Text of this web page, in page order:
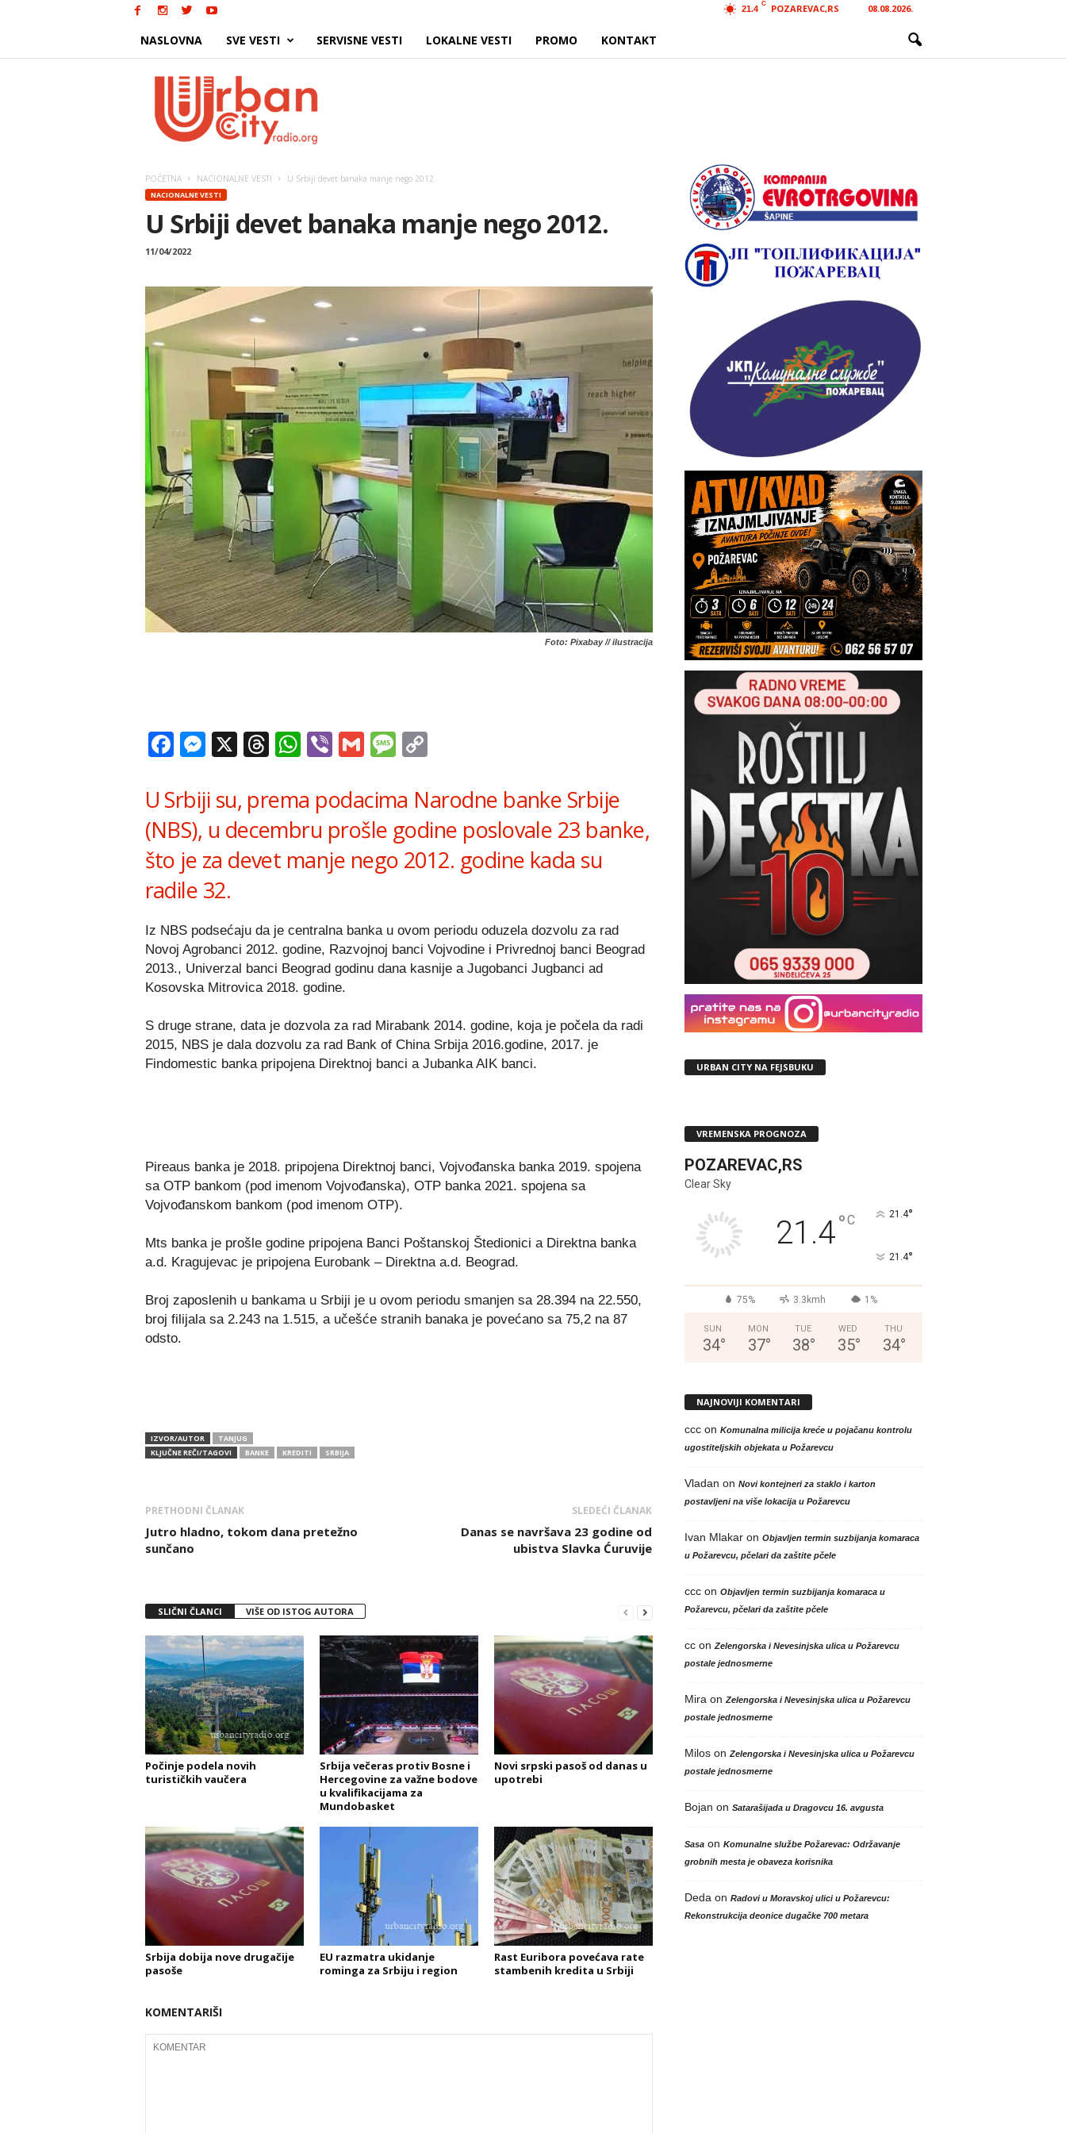
21.4
C POZAREVAC,RS 08.08.2026.
NASLOVNA SVE VESTI SERVISNE VESTI LOKALNE VESTI PROMO KONTAKT
POČETNA NACIONALNE VESTI U Srbiji devet banaka manje nego 2012.
NACIONALNE VESTI
U Srbiji devet banaka manje nego 2012.
11/04/2022
Foto: Pixabay // ilustracija
Facebook
Messenger
X Threads
WhatsApp
ViberGmailMessage
U Srbiji su, prema podacima Narodne banke Srbije
(NBS), u decembru prošle godine poslovale 23 banke,
što je za devet manje nego 2012. godine kada su
radile 32.
Iz NBS podsećaju da je centralna banka u ovom periodu oduzela dozvolu za rad
Novoj Agrobanci 2012. godine, Razvojnoj banci Vojvodine i Privrednoj banci Beograd
2013., Univerzal banci Beograd godinu dana kasnije a Jugobanci Jugbanci ad
Kosovska Mitrovica 2018. godine.
S druge strane, data je dozvola za rad Mirabank 2014. godine, koja je počela da radi
2015, NBS je dala dozvolu za rad Bank of China Srbija 2016.godine, 2017. je
Findomestic banka pripojena Direktnoj banci a Jubanka AIK banci.
Pireaus banka je 2018. pripojena Direktnoj banci, Vojvođanska banka 2019. spojena
sa OTP bankom (pod imenom Vojvođanska), OTP banka 2021. spojena sa
Vojvođanskom bankom (pod imenom OTP).
Mts banka je prošle godine pripojena Banci Poštanskoj Štedionici a Direktna banka
a.d. Kragujevac je pripojena Eurobank – Direktna a.d. Beograd.
Broj zaposlenih u bankama u Srbiji je u ovom periodu smanjen sa 28.394 na 22.550,
broj filijala sa 2.243 na 1.515, a učešće stranih banaka je povećano sa 75,2 na 87
odsto.
IZVOR/AUTOR
TANJUG
KLJUČNE REČI/TAGOVI
BANKE KREDITI SRBIJA
PRETHODNI ČLANAK
Jutro hladno, tokom dana pretežno
sunčano
SLEDEĆI ČLANAK
Danas se navršava 23 godine od
ubistva Slavka Ćuruvije
SLIČNI ČLANCI VIŠE OD ISTOG AUTORA
Počinje podela novih
turističkih vaučera
Srbija večeras protiv Bosne i
Hercegovine za važne bodove
u kvalifikacijama za
Mundobasket
Novi srpski pasoš od danas u
upotrebi
Srbija dobija nove drugačije
pasoše
EU razmatra ukidanje
rominga za Srbiju i region
Rast Euribora povećava rate
stambenih kredita u Srbiji
KOMENTARIŠI
URBAN CITY NA FEJSBUKU
VREMENSKA PROGNOZA
POZAREVAC,RS
Clear Sky
21.4°C 21.4°
21.4°
75% 3.3kmh 1%
SUN
34°
MON
37°
TUE
38°
WED
35°
THU
34°
NAJNOVIJI KOMENTARI
cccon Komunalna milicija kreće u pojačanu kontrolu
ugostiteljskih objekata u Požarevcu
Vladan on Novi kontejneri za staklo i karton
postavljeni na više lokacija u Požarevcu
Ivan Mlakaron Objavljen termin suzbijanja komaraca
u Požarevcu, pčelari da zaštite pčele
cccon Objavljen termin suzbijanja komaraca u
Požarevcu, pčelari da zaštite pčele
ccon Zelengorska i Nevesinjska ulica u Požarevcu
postale jednosmerne
Mira on Zelengorska i Nevesinjska ulica u Požarevcu
postale jednosmerne
Miloson Zelengorska i Nevesinjska ulica u Požarevcu
postale jednosmerne
Bojan on Satarašijada u Dragovcu 16. avgusta
Sasaon Komunalne službe Požarevac: Održavanje
grobnih mesta je obaveza korisnika
Deda on Radovi u Moravskoj ulici u Požarevcu:
Rekonstrukcija deonice dugačke 700 metara